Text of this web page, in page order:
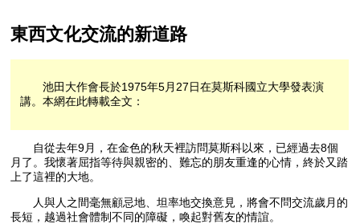
東西文化交流的新道路
池田大作會長於1975年5月27日在莫斯科國立大學發表演
講。本網在此轉載全文：
自從去年9月，在金色的秋天裡訪問莫斯科以來，已經過去8個
月了。我懷著屈指等待與親密的、難忘的朋友重逢的心情，終於又踏
上了這裡的大地。
人與人之間毫無顧忌地、坦率地交換意見，將會不問交流歲月的
長短，越過社會體制不同的障礙，喚起對舊友的情誼。